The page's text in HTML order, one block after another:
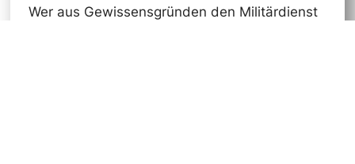
Wer aus Gewissensgründen den Militärdienst